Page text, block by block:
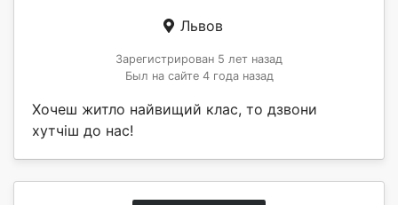
Львов
Зарегистрирован 5 лет назад
Был на сайте 4 года назад
Хочеш житло найвищий клас, то дзвони
хутчіш до нас!